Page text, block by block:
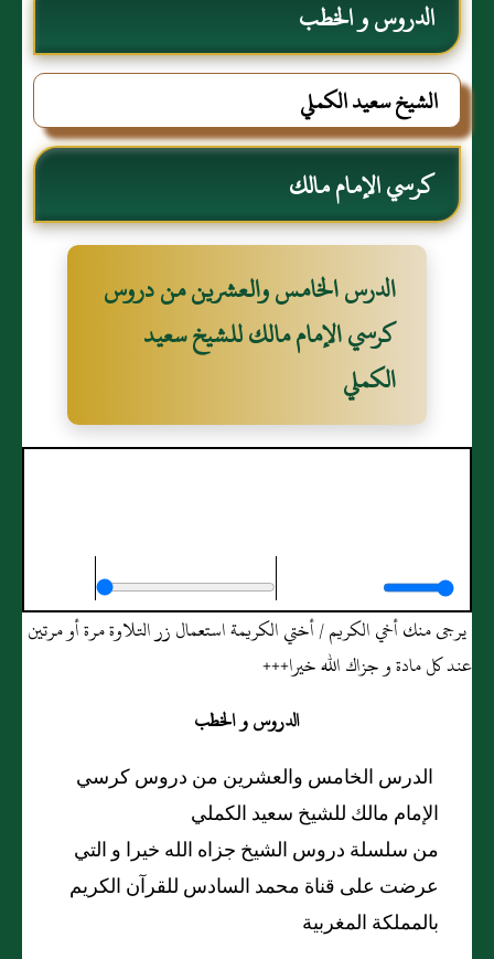
الدروس و الخطب
الشيخ سعيد الكملي
كرسي الإمام مالك
الدرس الخامس والعشرين من دروس
كرسي الإمام مالك للشيخ سعيد
الكملي
يرجى منك أخي الكريم / أختي الكريمة استعمال زر التلاوة مرة أو مرتين
عند كل مادة و جزاك الله خيرا+++
الدروس و الخطب
الدرس الخامس والعشرين من دروس كرسي
الإمام مالك للشيخ سعيد الكملي
من سلسلة دروس الشيخ جزاه الله خيرا و التي
عرضت على قناة محمد السادس للقرآن الكريم
بالمملكة المغربية